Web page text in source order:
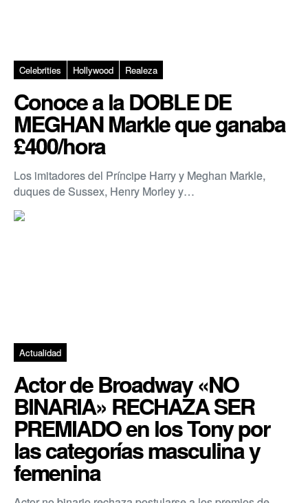
Celebrities Hollywood Realeza
Conoce a la DOBLE DE
MEGHAN Markle que ganaba
£400/hora
Los imitadores del Príncipe Harry y Meghan Markle,
duques de Sussex, Henry Morley y…
Actualidad
Actor de Broadway «NO
BINARIA» RECHAZA SER
PREMIADO en los Tony por
las categorías masculina y
femenina